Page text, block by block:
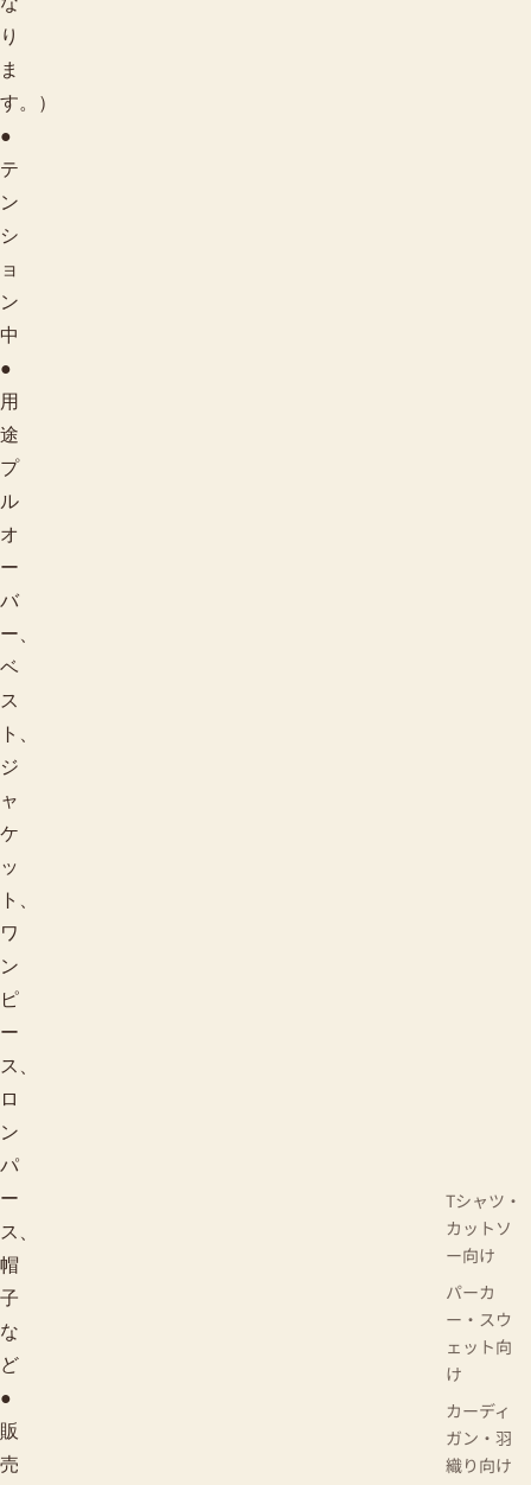
Tシャツ・
カットソ
ー向け
パーカ
ー・スウ
ェット向
け
カーディ
ガン・羽
織り向け
り
ま
す。）
●
テ
ン
シ
ョ
ン
中
●
用
途
プ
ル
オ
ー
バ
ー、
ベ
ス
ト、
ジ
ャ
ケ
ッ
ト、
ワ
ン
ピ
ー
ス、
ロ
ン
パ
ー
ス、
帽
子
な
ど
●
販
売